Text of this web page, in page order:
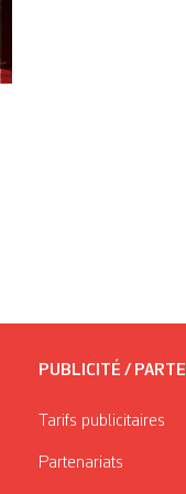
PUBLICITÉ /
Tarifs publicitaires
Partenariats